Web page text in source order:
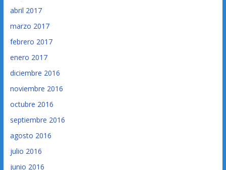
abril 2017
marzo 2017
febrero 2017
enero 2017
diciembre 2016
noviembre 2016
octubre 2016
septiembre 2016
agosto 2016
julio 2016
junio 2016